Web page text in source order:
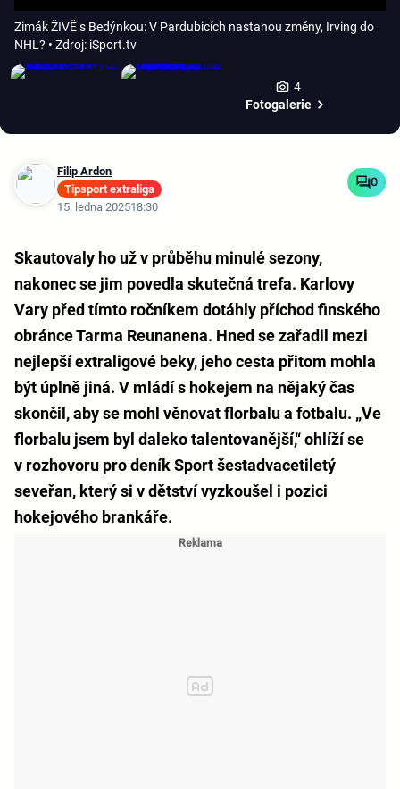
Zimák ŽIVĚ s Bedýnkou: V Pardubicích nastanou změny, Irving do
NHL? • Zdroj: iSport.tv
4
Fotogalerie
Filip Ardon
Tipsport extraliga
15. ledna 202518:30
0
Skautovaly ho už v průběhu minulé sezony,
nakonec se jim povedla skutečná trefa. Karlovy
Vary před tímto ročníkem dotáhly příchod finského
obránce Tarma Reunanena. Hned se zařadil mezi
nejlepší extraligové beky, jeho cesta přitom mohla
být úplně jiná. V mládí s hokejem na nějaký čas
skončil, aby se mohl věnovat florbalu a fotbalu. „Ve
florbalu jsem byl daleko talentovanější,“ ohlíží se
v rozhovoru pro deník Sport šestadvacetiletý
seveřan, který si v dětství vyzkoušel i pozici
hokejového brankáře.